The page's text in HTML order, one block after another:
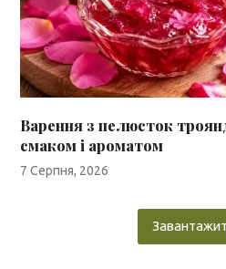
Варення з пелюсток
смаком і ароматом
7 Серпня, 2026